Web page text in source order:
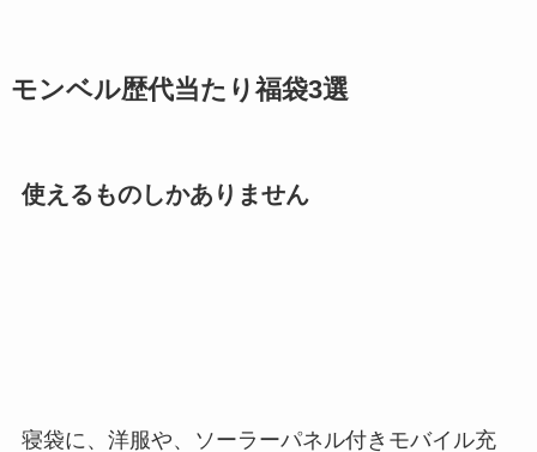
モンベル歴代当たり福袋3選
使えるものしかありません
寝袋に、洋服や、ソーラーパネル付きモバイル充